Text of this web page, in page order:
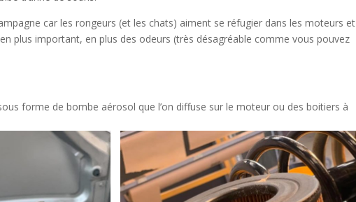
car les rongeurs (et les chats) aiment se réfugier dans les moteurs et
plus important, en plus des odeurs (très désagréable comme vous pouvez
forme de bombe aérosol que l’on diffuse sur le moteur ou des boitiers à